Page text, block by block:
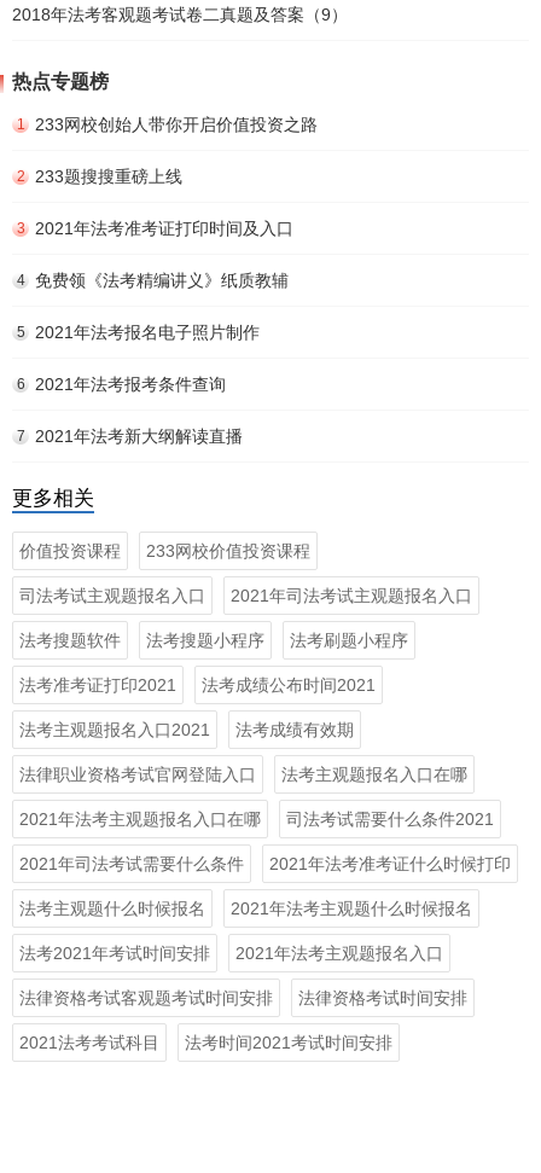
2018年法考客观题考试卷二真题及答案（9）
热点专题榜
1 233网校创始人带你开启价值投资之路
2 233题搜搜重磅上线
3 2021年法考准考证打印时间及入口
4 免费领《法考精编讲义》纸质教辅
5 2021年法考报名电子照片制作
6 2021年法考报考条件查询
7 2021年法考新大纲解读直播
更多相关
价值投资课程 233网校价值投资课程
司法考试主观题报名入口 2021年司法考试主观题报名入口
法考搜题软件 法考搜题小程序 法考刷题小程序
法考准考证打印2021 法考成绩公布时间2021
法考主观题报名入口2021 法考成绩有效期
法律职业资格考试官网登陆入口 法考主观题报名入口在哪
2021年法考主观题报名入口在哪 司法考试需要什么条件2021
2021年司法考试需要什么条件 2021年法考准考证什么时候打印
法考主观题什么时候报名 2021年法考主观题什么时候报名
法考2021年考试时间安排 2021年法考主观题报名入口
法律资格考试客观题考试时间安排 法律资格考试时间安排
2021法考考试科目 法考时间2021考试时间安排